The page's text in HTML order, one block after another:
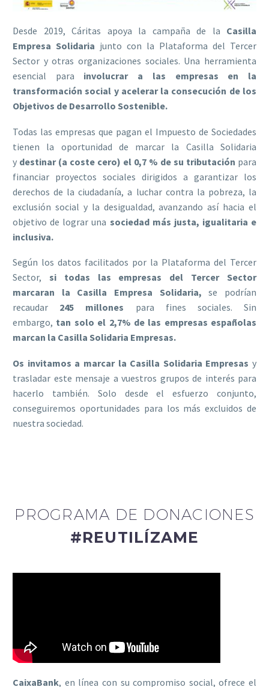
Desde 2019, Cáritas apoya la campaña de la Casilla
Empresa Solidaria junto con la Plataforma del Tercer
Sector y otras organizaciones sociales. Una herramienta
esencial para involucrar a las empresas en la
transformación social y acelerar la consecución de los
Objetivos de Desarrollo Sostenible.
Todas las empresas que pagan el Impuesto de Sociedades
tienen la oportunidad de marcar la Casilla Solidaria
y destinar (a coste cero) el 0,7 % de su tributación para
financiar proyectos sociales dirigidos a garantizar los
derechos de la ciudadanía, a luchar contra la pobreza, la
exclusión social y la desigualdad, avanzando así hacia el
objetivo de lograr una sociedad más justa, igualitaria e
inclusiva.
Según los datos facilitados por la Plataforma del Tercer
Sector, si todas las empresas del Tercer Sector
marcaran la Casilla Empresa Solidaria, se podrían
recaudar 245 millones para fines sociales. Sin
embargo, tan solo el 2,7% de las empresas españolas
marcan la Casilla Solidaria Empresas.
Os invitamos a marcar la Casilla Solidaria Empresas y
trasladar este mensaje a vuestros grupos de interés para
hacerlo también. Solo desde el esfuerzo conjunto,
conseguiremos oportunidades para los más excluidos de
nuestra sociedad.
PROGRAMA DE DONACIONES
#REUTILÍZAME
CaixaBank, en línea con su compromiso social, ofrece el